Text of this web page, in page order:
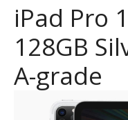
iPad Pro
128GB
A-grade